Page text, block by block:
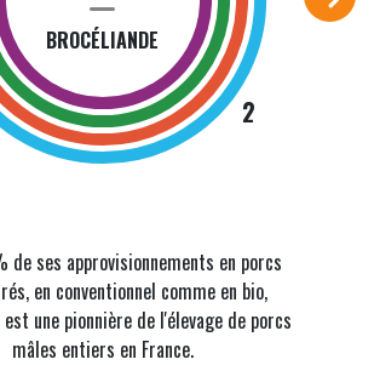
BROCÉLIANDE
2
de ses approvisionnements en porcs
en conventionnel comme en bio,
une pionnière de l'élevage de porcs
mâles entiers en France.